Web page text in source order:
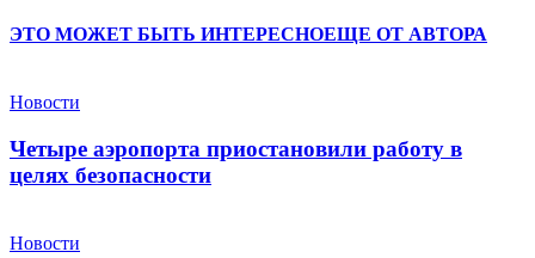
ЭТО МОЖЕТ БЫТЬ ИНТЕРЕСНОЕЩЕ ОТ АВТОРА
Новости
Четыре аэропорта приостановили работу в
целях безопасности
Новости